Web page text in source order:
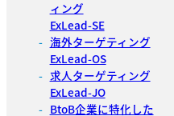
ィング
ExLead-SE
海外ターゲティング
ExLead-OS
求人ターゲティング
ExLead-JO
BtoB企業に特化した